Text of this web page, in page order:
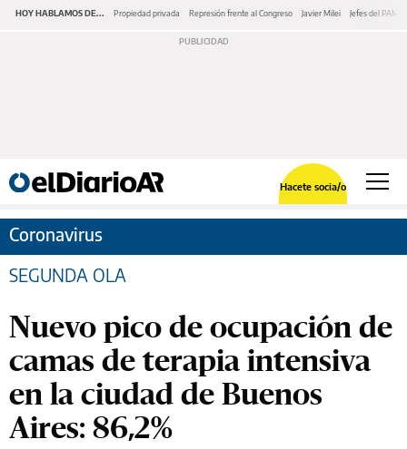
HOY HABLAMOS DE... Propiedad privada Represión frente al Congreso Javier Milei Jefes del PAMI
Hacete socia/o
Coronavirus
SEGUNDA OLA
Nuevo pico de ocupación de
camas de terapia intensiva
en la ciudad de Buenos
Aires: 86,2%